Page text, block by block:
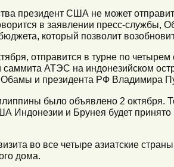
президент США не может
в заявлении пресс-службы,
который позволит
отправится в турне по
АТЭС на индонезийском
и президента РФ Владимира
было объявлено 2 октября.
и Брунея будет принято
во все четыре азиатские страны
дома.